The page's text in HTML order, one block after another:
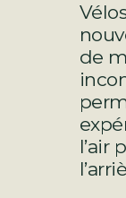
de
l’air